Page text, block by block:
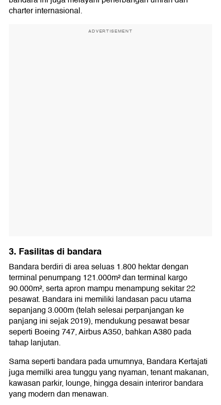
charter internasional.
ADVERTISEMENT
3. Fasilitas di bandara
Bandara berdiri di area seluas 1.800 hektar dengan
terminal penumpang 121.000m² dan terminal kargo
90.000m², serta apron mampu menampung sekitar 22
pesawat. Bandara ini memiliki landasan pacu utama
sepanjang 3.000m (telah selesai perpanjangan ke
panjang ini sejak 2019), mendukung pesawat besar
seperti Boeing 747, Airbus A350, bahkan A380 pada
tahap lanjutan.
Sama seperti bandara pada umumnya, Bandara Kertajati
juga memilki area tunggu yang nyaman, tenant makanan,
kawasan parkir, lounge, hingga desain interiror bandara
yang modern dan menawan.